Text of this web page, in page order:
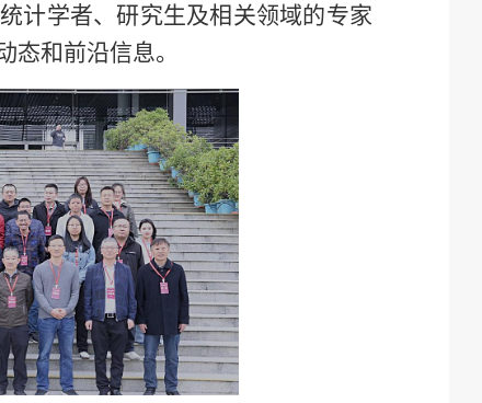
计学者、研究生及相关领域的专家
和前沿信息。